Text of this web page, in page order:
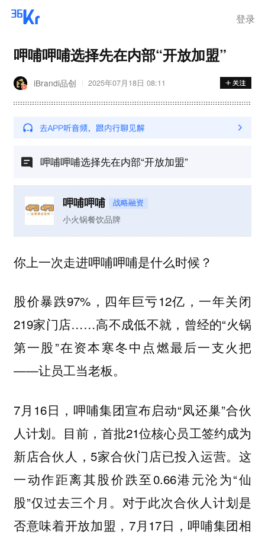
登录
呷哺呷哺选择先在内部“开放加盟”
iBrandi品创 2025年07月18日 08:11
呷哺呷哺选择先在内部“开放加盟”
呷哺呷哺 战略融资
小火锅餐饮品牌
你上一次走进呷哺呷哺是什么时候？
股价暴跌97%，四年巨亏12亿，一年关闭
219家门店……高不成低不就，曾经的“火锅
第一股”在资本寒冬中点燃最后一支火把
——让员工当老板。
7月16日，呷哺集团宣布启动“凤还巢”合伙
人计划。目前，首批21位核心员工签约成为
新店合伙人，5家合伙门店已投入运营。这
一动作距离其股价跌至0.66港元沦为“仙
股”仅过去三个月。对于此次合伙人计划是
否意味着开放加盟，7月17日，呷哺集团相